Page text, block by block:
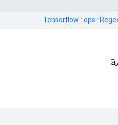
Tensorflow:: ops::